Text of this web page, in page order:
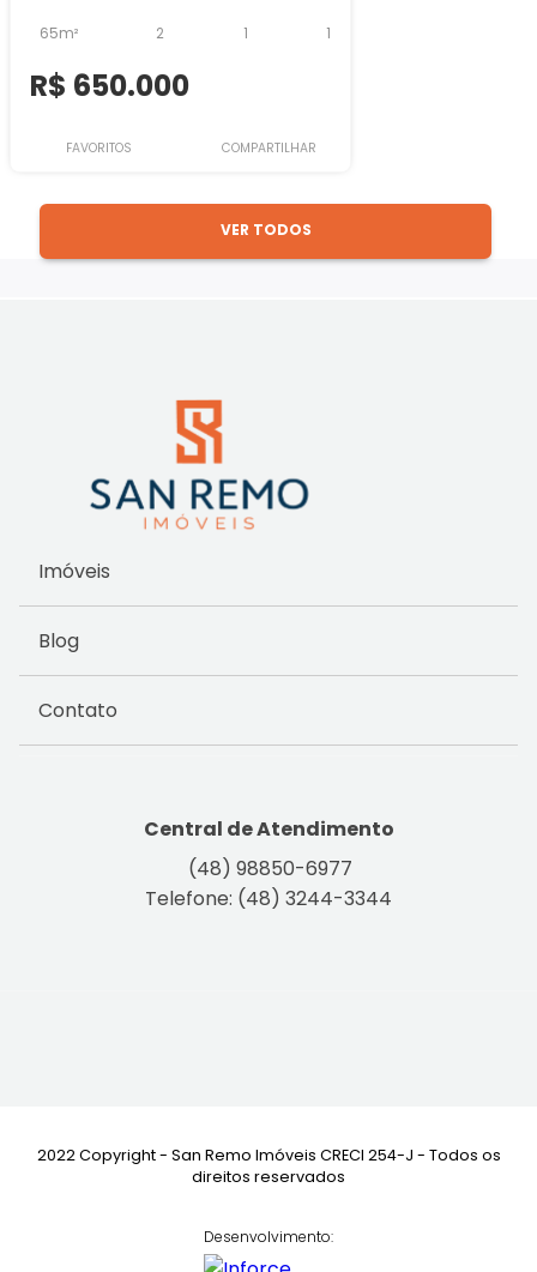
65m² 2 1 1
R$ 650.000
FAVORITOS COMPARTILHAR
VER TODOS
Imóveis
Blog
Contato
Central de Atendimento
(48) 98850-6977
Telefone: (48) 3244-3344
2022 Copyright - San Remo Imóveis CRECI 254-J - Todos os
direitos reservados
Desenvolvimento: